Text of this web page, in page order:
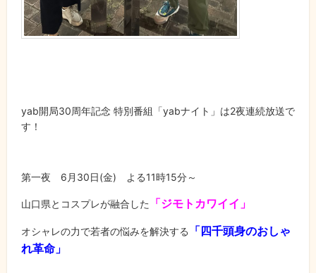
yab開局30周年記念 特別番組「yabナイト」は2夜連続放送で
す！
第一夜 6月30日(金) よる11時15分～
山口県とコスプレが融合した 「ジモトカワイイ」
オシャレの力で若者の悩みを解決する
「四千頭身のおしゃ
れ革命」